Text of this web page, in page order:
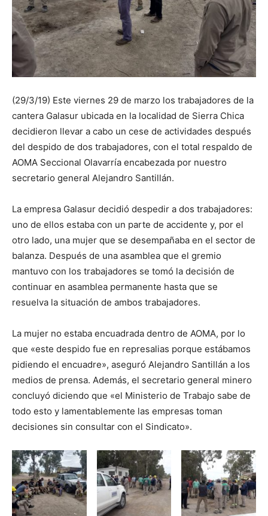
(29/3/19) Este viernes 29 de marzo los trabajadores de la
cantera Galasur ubicada en la localidad de Sierra Chica
decidieron llevar a cabo un cese de actividades después
del despido de dos trabajadores, con el total respaldo de
AOMA Seccional Olavarría encabezada por nuestro
secretario general Alejandro Santillán.
La empresa Galasur decidió despedir a dos trabajadores:
uno de ellos estaba con un parte de accidente y, por el
otro lado, una mujer que se desempañaba en el sector de
balanza. Después de una asamblea que el gremio
mantuvo con los trabajadores se tomó la decisión de
continuar en asamblea permanente hasta que se
resuelva la situación de ambos trabajadores.
La mujer no estaba encuadrada dentro de AOMA, por lo
que «este despido fue en represalias porque estábamos
pidiendo el encuadre», aseguró Alejandro Santillán a los
medios de prensa. Además, el secretario general minero
concluyó diciendo que «el Ministerio de Trabajo sabe de
todo esto y lamentablemente las empresas toman
decisiones sin consultar con el Sindicato».